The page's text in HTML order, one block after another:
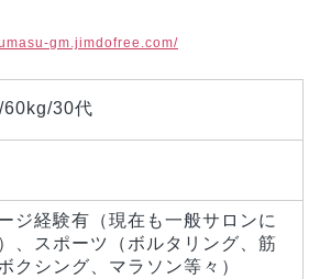
gm.jimdofree.com/
60kg/30代
ジ経験有（現在も一般サロンに
、スポーツ（ボルタリング、筋
クシング、マラソン等々）